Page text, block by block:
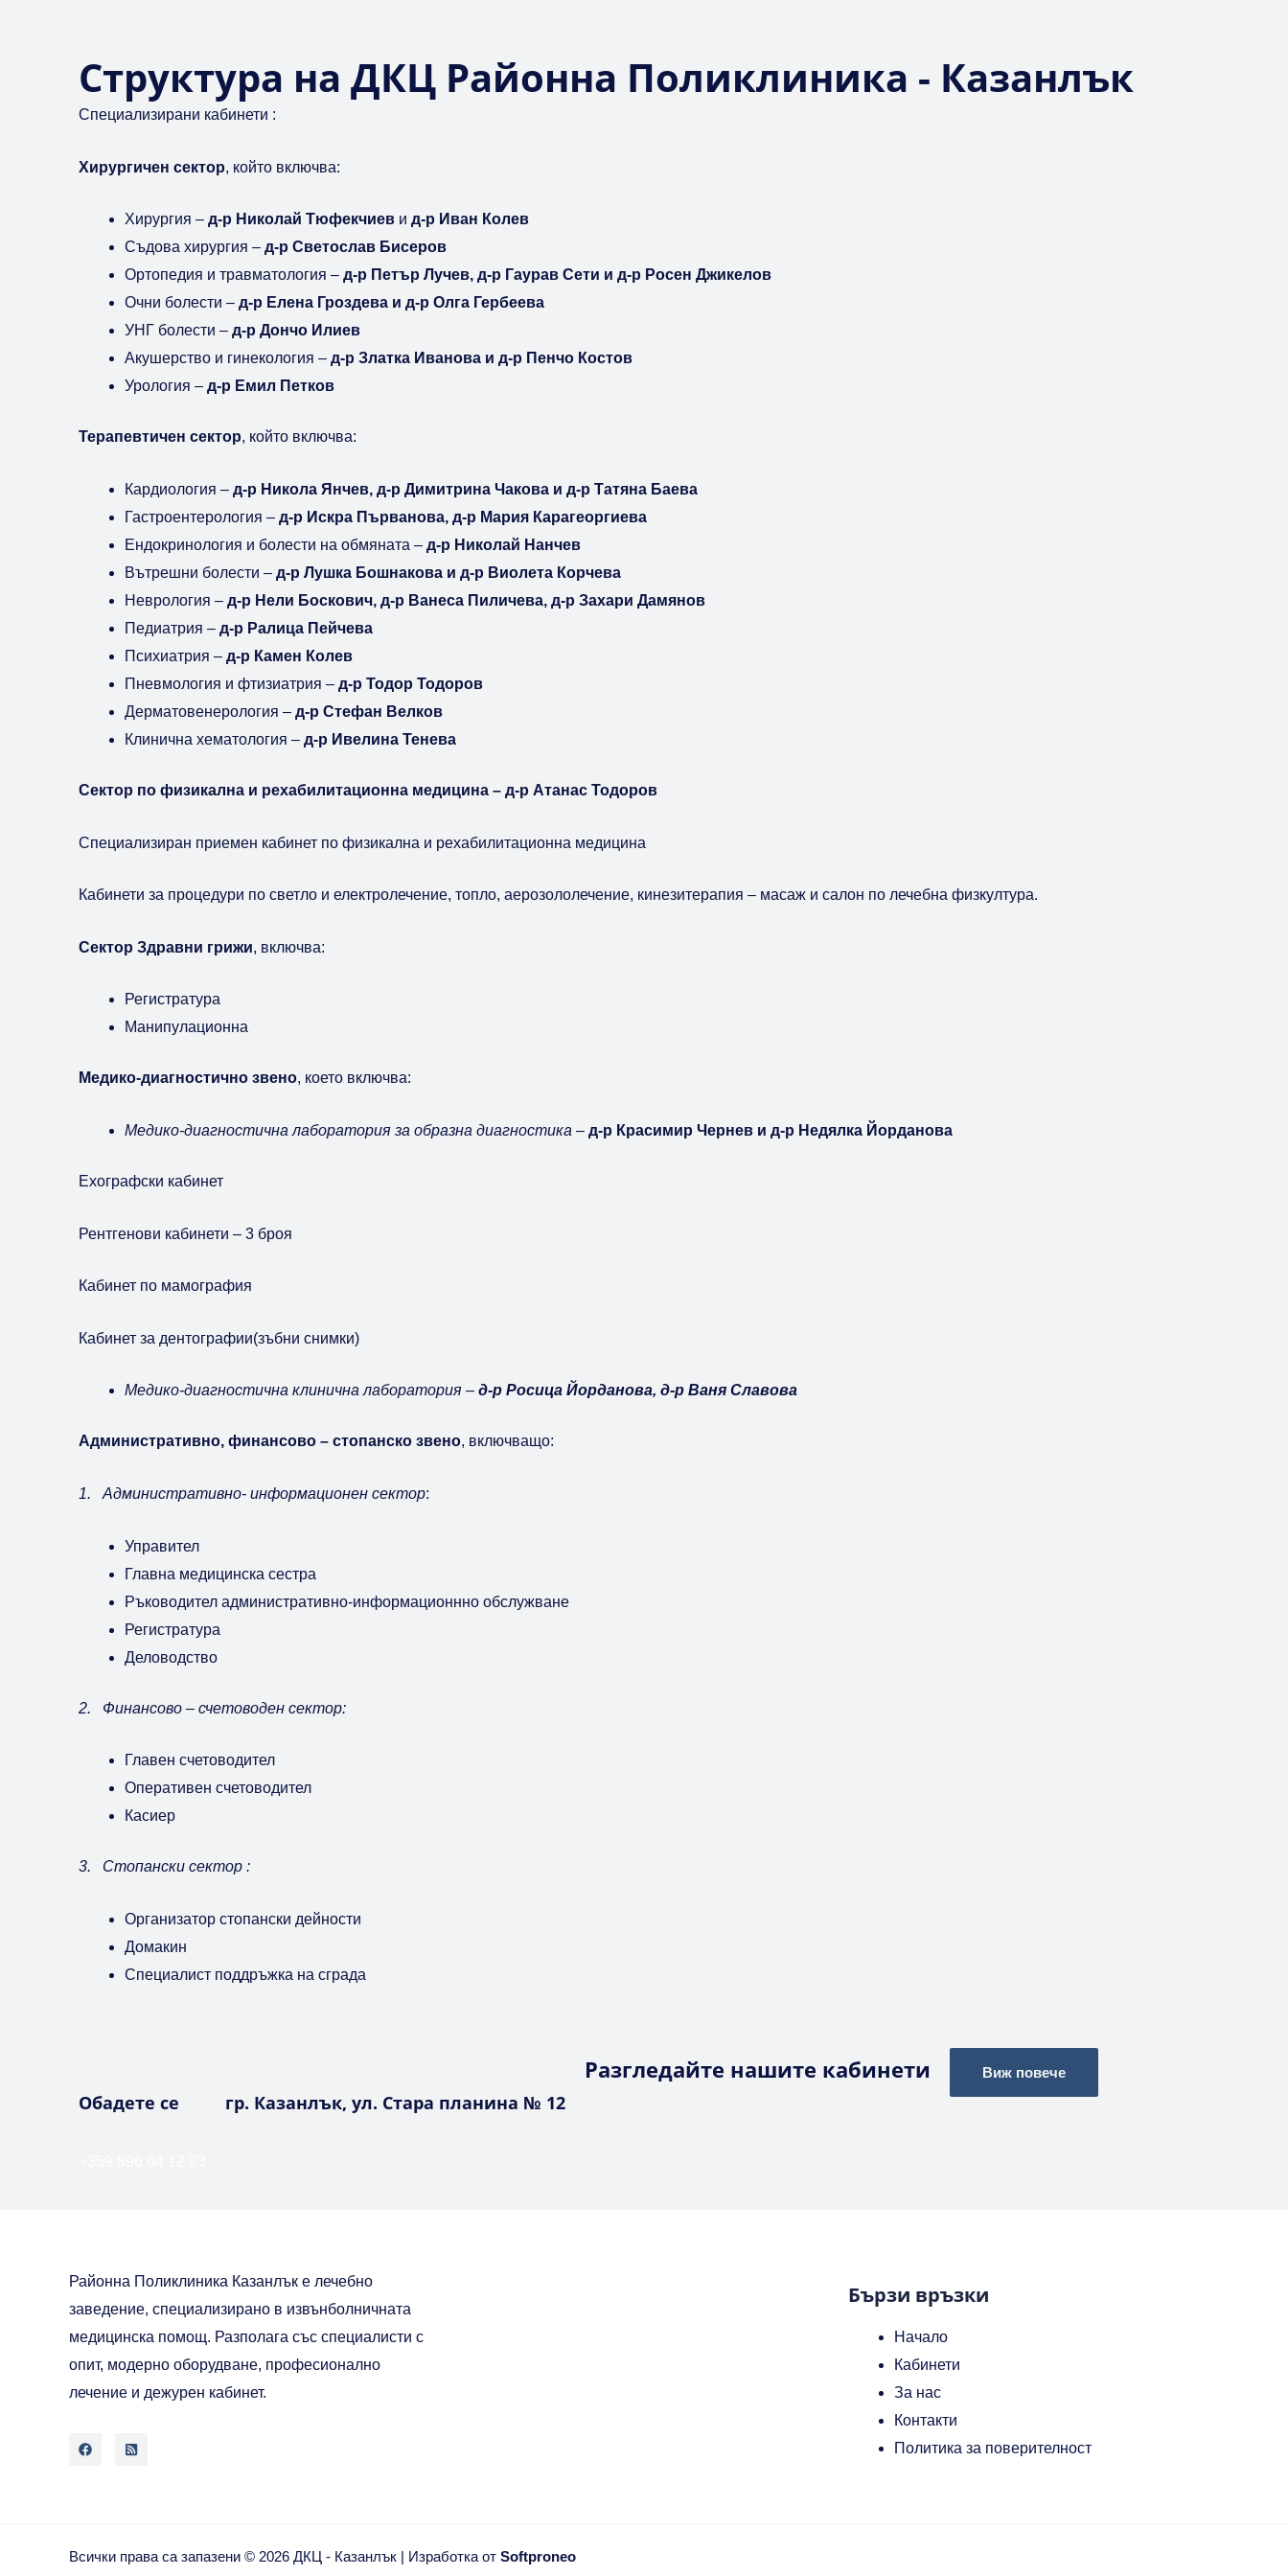
д
Структура на ДКЦ Районна Поликлиника - Казанлък
Специализирани кабинети :
Хирургичен сектор, който включва:
Хирургия – д-р Николай Тюфекчиев и д-р Иван Колев
Съдова хирургия – д-р Светослав Бисеров
Ортопедия и травматология – д-р Петър Лучев, д-р Гаурав Сети и д-р Росен Джикелов
Очни болести – д-р Елена Гроздева и д-р Олга Гербеева
УНГ болести – д-р Дончо Илиев
Акушерство и гинекология – д-р Златка Иванова и д-р Пенчо Костов
Урология – д-р Емил Петков
Терапевтичен сектор, който включва:
Кардиология – д-р Никола Янчев, д-р Димитрина Чакова и д-р Татяна Баева
Гастроентерология – д-р Искра Първанова, д-р Мария Карагеоргиева
Ендокринология и болести на обмяната – д-р Николай Нанчев
Вътрешни болести – д-р Лушка Бошнакова и д-р Виолета Корчева
Неврология – д-р Нели Боскович, д-р Ванеса Пиличева, д-р Захари Дамянов
Педиатрия – д-р Ралица Пейчева
Психиатрия – д-р Камен Колев
Пневмология и фтизиатрия – д-р Тодор Тодоров
Дерматовенерология – д-р Стефан Велков
Клинична хематология – д-р Ивелина Тенева
Сектор по физикална и рехабилитационна медицина – д-р Атанас Тодоров
Специализиран приемен кабинет по физикална и рехабилитационна медицина
Кабинети за процедури по светло и електролечение, топло, аерозололечение, кинезитерапия – масаж и салон по лечебна физкултура.
Сектор Здравни грижи, включва:
Регистратура
Манипулационна
Медико-диагностично звено, което включва:
Медико-диагностична лаборатория за образна диагностика – д-р Красимир Чернев и д-р Недялка Йорданова
Ехографски кабинет
Рентгенови кабинети – 3 броя
Кабинет по мамография
Кабинет за дентографии(зъбни снимки)
Медико-диагностична клинична лаборатория – д-р Росица Йорданова, д-р Ваня Славова
Административно, финансово – стопанско звено, включващо:
1. Административно- информационен сектор:
Управител
Главна медицинска сестра
Ръководител административно-информационнно обслужване
Регистратура
Деловодство
2. Финансово – счетоводен сектор:
Главен счетоводител
Оперативен счетоводител
Касиер
3. Стопански сектор :
Организатор стопански дейности
Домакин
Специалист поддръжка на сграда
Обадете се гр. Казанлък, ул. Стара планина № 12
Разгледайте нашите кабинети Виж повече
Районна Поликлиника Казанлък е лечебно
заведение, специализирано в извънболничната
медицинска помощ. Разполага със специалисти с
опит, модерно оборудване, професионално
лечение и дежурен кабинет.
Бързи връзки
Начало
Кабинети
За нас
Контакти
Политика за поверителност
Всички права са запазени © 2026 ДКЦ - Казанлък | Изработка от Softproneo